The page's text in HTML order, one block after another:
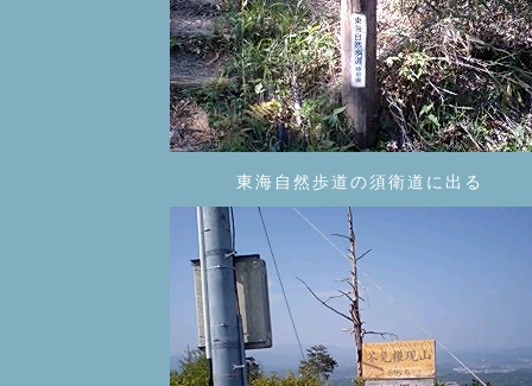
東海自然歩道の須衛道に出る